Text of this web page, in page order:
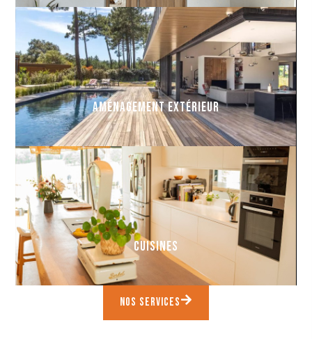
Aménagement extérieur
cuisines
nos services